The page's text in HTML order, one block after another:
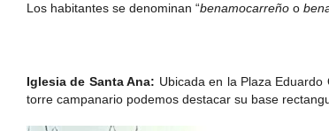
Los habitantes se denominan “benamocarreño o
Iglesia de Santa Ana: Ubicada en la Plaza Eduardo
torre campanario podemos destacar su base